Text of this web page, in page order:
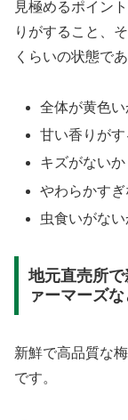
見極めるポイン
りがすること、
くらいの状態で
全体が黄色い
甘い香りが
キズがないか
やわらかす
虫食いがない
地元直売所
ァーマーズな
新鮮で高品質な
です。